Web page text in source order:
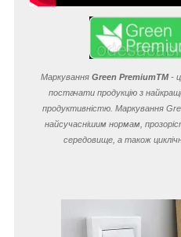
Маркування Green PremiumTM-
постачати продукцію з
продуктивністю. Маркування
найсучаснішим нормам,
середовище, а також